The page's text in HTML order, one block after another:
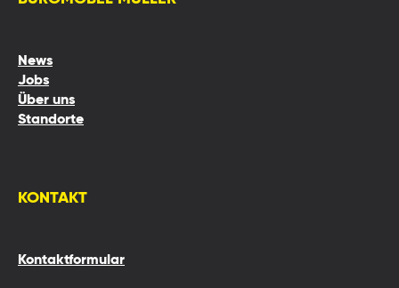
News
Jobs
Über uns
Standorte
KONTAKT
Kontaktformular